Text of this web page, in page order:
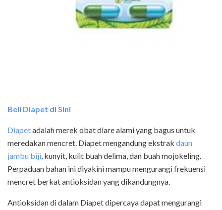
Beli Diapet di Sini
Diapetadalah merek obat diare alami yang bagus untuk
meredakan mencret. Diapet mengandung ekstrak daun
jambu biji, kunyit, kulit buah delima, dan buah mojokeling.
Perpaduan bahan ini diyakini mampu mengurangi frekuensi
mencret berkat antioksidan yang dikandungnya.
Antioksidan di dalam Diapet dipercaya dapat mengurangi